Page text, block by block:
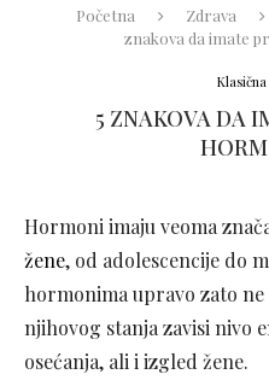
Početna Zdrava
znakova da imate
5 ZNAKOVA DA
Hormoni imaju veoma
žene, od adolescencije do
hormonima upravo zato
njihovog stanja zavisi nivo
osećanja, ali i izgled žene.